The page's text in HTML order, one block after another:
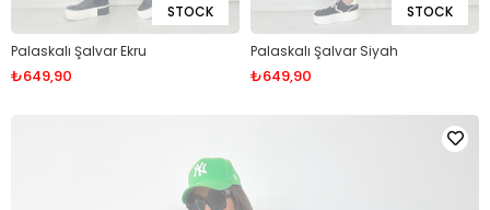
STOCK
Palaskalı Şalvar Ekru
₺649,90
STOCK
Palaskalı Şalvar Siyah
₺649,90